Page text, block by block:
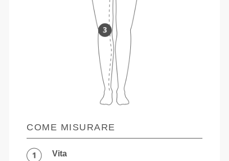
COME MISURARE
Vita